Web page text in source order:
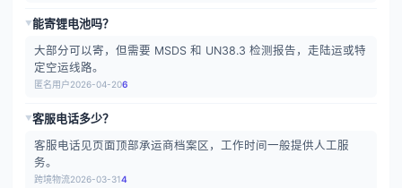
▶能寄锂电池吗？
大部分可以寄，但需要 MSDS 和 UN38.3 检测报告，走陆运或特
定空运线路。
匿名用户2026-04-206
▶客服电话多少？
客服电话见页面顶部承运商档案区，工作时间一般提供人工服
务。
跨境物流2026-03-314